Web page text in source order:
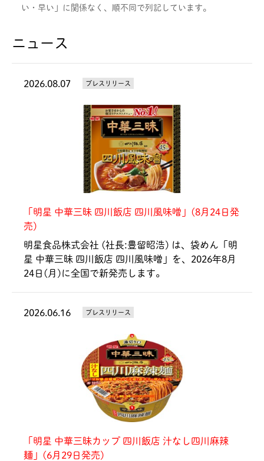
い・早い」に関係なく、順不同で列記しています。
ニュース
2026.08.07 プレスリリース
「明星 中華三昧 四川飯店 四川風味噌」(8月24日発
売)
明星食品株式会社 (社長:豊留昭浩) は、袋めん「明
星 中華三昧 四川飯店 四川風味噌」を、2026年8月
24日(月)に全国で新発売します。
2026.06.16 プレスリリース
「明星 中華三昧カップ 四川飯店 汁なし四川麻辣
麺」(6月29日発売)